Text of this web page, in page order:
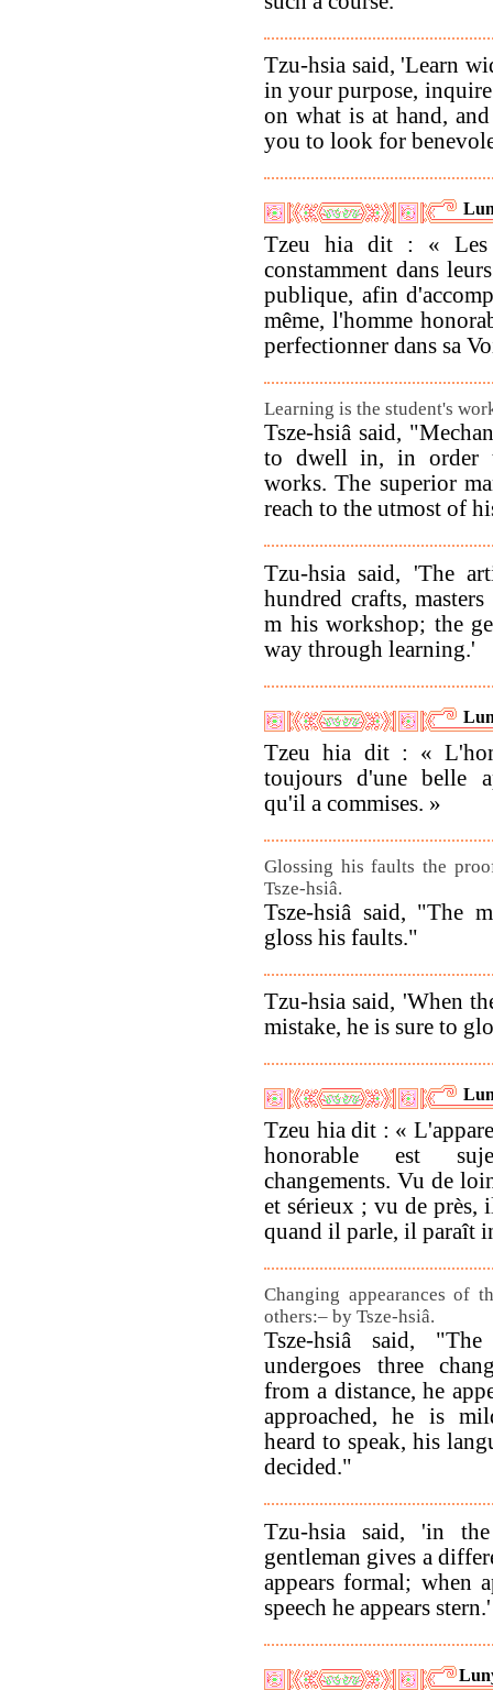
Tzu-hsia said, 'Learn
in your purpose,
on what is at hand,
you to look for
Tzeu hia dit : « Les
constamment dans
publique, afin
même, l'homme
perfectionner dans sa
Learning is the student's
Tsze-hsiâ said,
to dwell in, in order
works. The superior
reach to the utmost of
Tzu-hsia said, 'The
hundred crafts,
m his workshop; the
way through learning.'
Tzeu hia dit : «
toujours d'une belle
qu'il a commises. »
Glossing his faults the
Tsze-hsiâ.
Tsze-hsiâ said, "The
gloss his faults."
Tzu-hsia said, 'When
mistake, he is sure to
Tzeu hia dit : «
honorable est
changements. Vu de
et sérieux ; vu de près,
quand il parle, il paraît
Changing appearances of
others:– by Tsze-hsiâ.
Tsze-hsiâ said,
undergoes three
from a distance, he
approached, he is
heard to speak, his
decided."
Tzu-hsia said, 'in
gentleman gives a
appears formal; when
speech he appears stern.'